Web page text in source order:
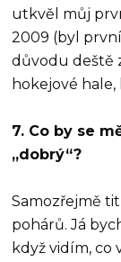
utkvěl můj
2009 (byl
důvodu deště
hokejové
7. Co by se
„dobrý“?
Samozřejmě
pohárů. Já
když vidím, co